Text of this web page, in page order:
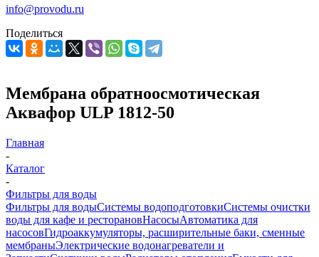
info@provodu.ru
Поделиться
Мембрана обратноосмотическая
Аквафор ULP 1812-50
Главная
-
Каталог
-
Фильтры для воды
Фильтры для водыСистемы водоподготовкиСистемы очистки
воды для кафе и ресторановНасосыАвтоматика для
насосовГидроаккумуляторы, расширительные баки, сменные
мембраныЭлектрические водонагреватели и